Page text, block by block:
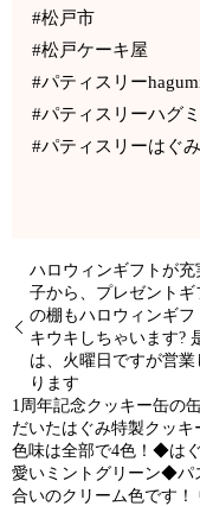
#松戸市
#松戸ケーキ屋
#パティスリー
#パティスリーハグミ
#パティスリーはぐみ
ハロウィンギフトが
子から、プレゼント
の棚もハロウィンギ
キウキしちゃいます?
は、火曜日ですが営
ります
1周年記念クッキー缶の
だいたはぐみ特製クッ
色味は全部で4色！◆は
愛いミントグリーン◆パ
合いのクリーム色です